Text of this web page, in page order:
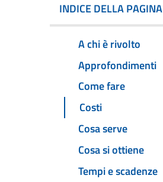
INDICE DELLA PAGINA
A chi è rivolto
Approfondimenti
Come fare
Costi
Cosa serve
Cosa si ottiene
Tempi e scadenze